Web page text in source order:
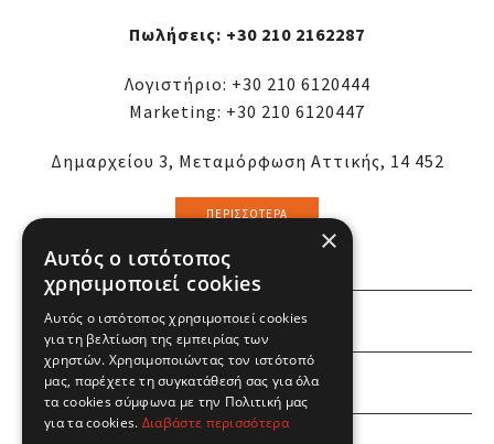
Πωλήσεις: +30 210 2162287
Λογιστήριο: +30 210 6120444
Marketing: +30 210 6120447
Δημαρχείου 3, Μεταμόρφωση Αττικής, 14 452
ΠΕΡΙΣΣΌΤΕΡΑ
ΕΜΕΙΣ
ΕΣΕΙΣ
×
Αυτός ο ιστότοπος
χρησιμοποιεί cookies
Αυτός ο ιστότοπος χρησιμοποιεί cookies
για τη βελτίωση της εμπειρίας των
χρηστών. Χρησιμοποιώντας τον ιστότοπό
μας, παρέχετε τη συγκατάθεσή σας για όλα
τα cookies σύμφωνα με την Πολιτική μας
για τα cookies. Διαβάστε περισσότερα